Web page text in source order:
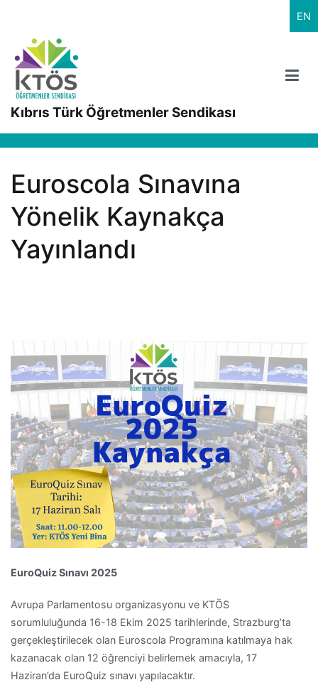
EN
Kıbrıs Türk Öğretmenler Sendikası
Euroscola Sınavına
Yönelik Kaynakça
Yayınlandı
EuroQuiz Sınavı 2025
Avrupa Parlamentosu organizasyonu ve KTÖS
sorumluluğunda 16-18 Ekim 2025 tarihlerinde, Strazburg’ta
gerçekleştirilecek olan Euroscola Programına katılmaya hak
kazanacak olan 12 öğrenciyi belirlemek amacıyla, 17
Haziran’da EuroQuiz sınavı yapılacaktır.